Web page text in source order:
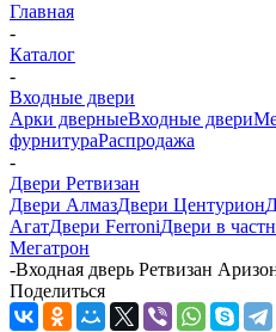
Главная
-
Каталог
-
Входные двери
Арки дверныеВходные двери
фурнитураРаспродажа
-
Двери Ретвизан
Двери АлмазДвери Центурион
АгатДвери FerroniДвери в
Мегатрон
-Входная дверь Ретвизан
Поделиться